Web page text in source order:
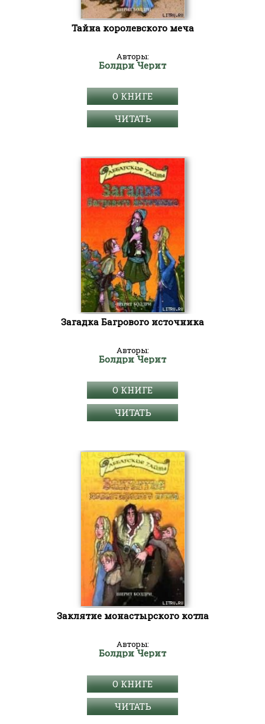
Тайна королевского меча
Авторы:
Болдри Черит
О КНИГЕ
ЧИТАТЬ
Загадка Багрового источника
Авторы:
Болдри Черит
О КНИГЕ
ЧИТАТЬ
Заклятие монастырского котла
Авторы:
Болдри Черит
О КНИГЕ
ЧИТАТЬ